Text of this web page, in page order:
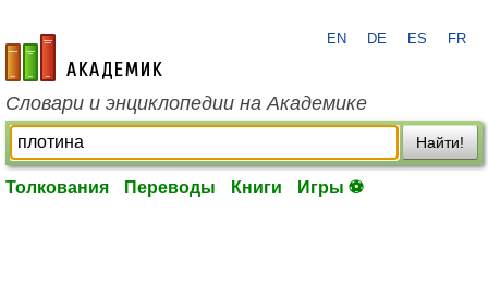
academic.ru
EN DE ES FR
Словари и энциклопедии на Академике
Найти!
Толкования Переводы Книги Игры ⚽